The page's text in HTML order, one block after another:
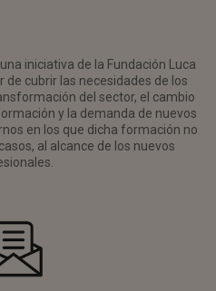
iniciativa de la Fundación Luca
de cubrir las necesidades de los
del sector, el cambio
y la demanda de nuevos
en los que dicha formación no
al alcance de los nuevos